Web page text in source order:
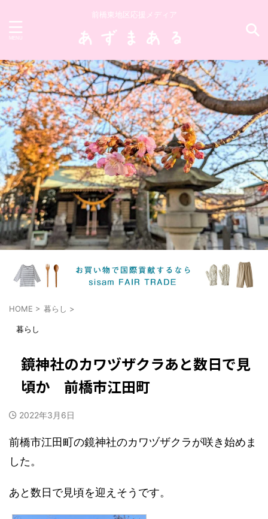
前橋東地区応援メディア
HOME > 暮らし >
暮らし
鏡神社のカワヅザクラあと数日で見
頃か 前橋市江田町
2022年3月6日
前橋市江田町の鏡神社のカワヅザクラが咲き始めま
した。
あと数日で見頃を迎えそうです。